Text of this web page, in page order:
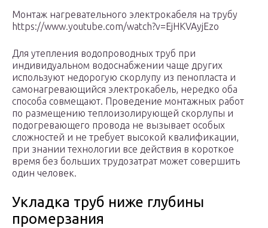
Монтаж нагревательного электрокабеля на трубу
https://www.youtube.com/watch?v=EjHKVAyjEzo
Для утепления водопроводных труб при
индивидуальном водоснабжении чаще других
используют недорогую скорлупу из пенопласта и
самонагревающийся электрокабель, нередко оба
способа совмещают. Проведение монтажных работ
по размещению теплоизолирующей скорлупы и
подогревающего провода не вызывает особых
сложностей и не требует высокой квалификации,
при знании технологии все действия в короткое
время без больших трудозатрат может совершить
один человек.
Укладка труб ниже глубины
промерзания